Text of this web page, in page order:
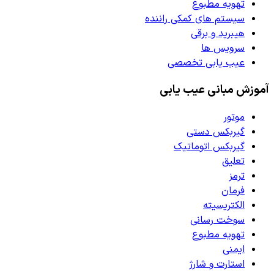
تهویه مطبوع
سیستم های کمکی راننده
هیبرید و برقی
سرویس ها
عیب یابی تخصصی
آموزش مبانی عیب یابی
موتور
گیربکس دستی
گیربکس اتوماتیک
تعلیق
ترمز
فرمان
الکتریسیته
سوخت رسانی
تهویه مطبوع
ایمنی
استارت و شارژ